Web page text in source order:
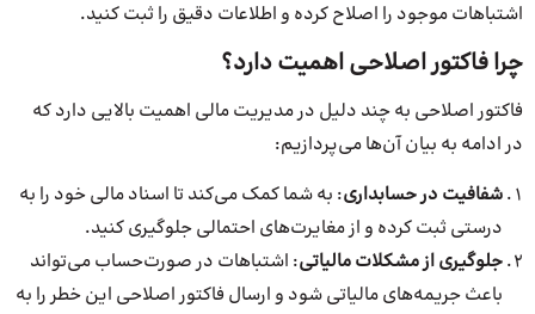
اشتباهات موجود را اصلاح کرده و اطلاعات دقیق را ثبت کنید.
چرا فاکتور اصلاحی اهمیت دارد؟
فاکتور اصلاحی به چند دلیل در مدیریت مالی اهمیت بالایی دارد که
در ادامه به بیان آن‌ها می‌پردازیم:
شفافیت در حسابداری: به شما کمک می‌کند تا اسناد مالی خود را به
درستی ثبت کرده و از مغایرت‌های احتمالی جلوگیری کنید.
جلوگیری از مشکلات مالیاتی: اشتباهات در صورت‌حساب می‌تواند
باعث جریمه‌های مالیاتی شود و ارسال فاکتور اصلاحی این خطر را به